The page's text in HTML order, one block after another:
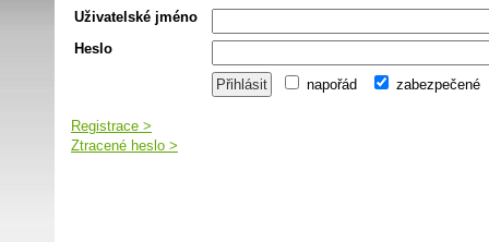
Uživatelské jméno
Heslo
napořád zabezpečené
Registrace >
Ztracené heslo >